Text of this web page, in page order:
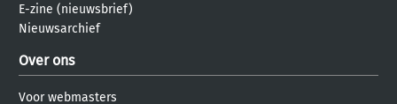
E-zine (nieuwsbrief)
Nieuwsarchief
Over ons
Voor webmasters